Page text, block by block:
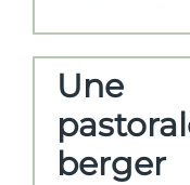
Une
berger